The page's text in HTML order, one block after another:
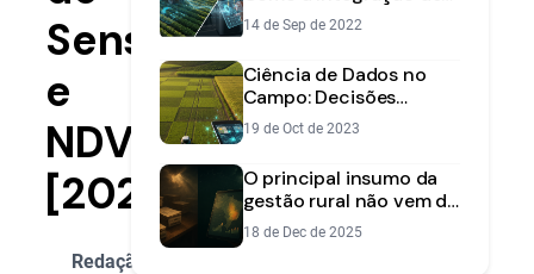
Sensoriamento
e
NDVI
[2025]
Redação Aegro
Dados Otimiza a Gestão
da Fazenda
14 de Sep de 2022
Ciência de Dados no
Campo: Decisões
Inteligentes e Maior
Lucro
19 de Oct de 2023
O principal insumo da
gestão rural não vem da
lavoura — vem dos
dados
18 de Dec de 2025